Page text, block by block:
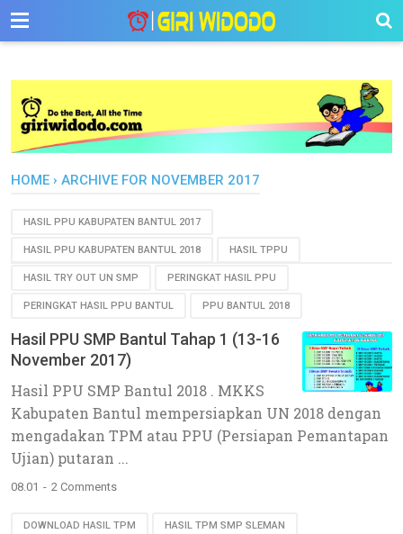
-->
HOME › ARCHIVE FOR NOVEMBER 2017
HASIL PPU KABUPATEN BANTUL 2017
HASIL PPU KABUPATEN BANTUL 2018 HASIL TPPU
HASIL TRY OUT UN SMP PERINGKAT HASIL PPU
PERINGKAT HASIL PPU BANTUL PPU BANTUL 2018
Hasil PPU SMP Bantul Tahap 1 (13-16
November 2017)
Hasil PPU SMP Bantul 2018 . MKKS
Kabupaten Bantul mempersiapkan UN 2018 dengan
mengadakan TPM atau PPU (Persiapan Pemantapan
Ujian) putaran ...
08.01 2 Comments
DOWNLOAD HASIL TPM HASIL TPM SMP SLEMAN